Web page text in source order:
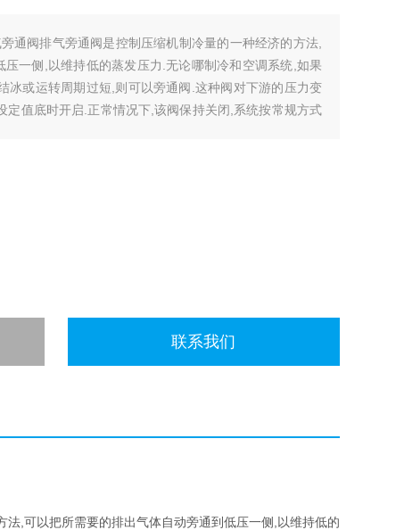
通阀排气旁通阀是控制压缩机制冷量的一种经济的方法,
一侧,以维持低的蒸发压力.无论哪制冷和空调系统,如果
冰或运转周期过短,则可以旁通阀.这种阀对下游的压力变
定值底时开启.正常情况下,该阀保持关闭,系统按常规方式
联系我们
,可以把所需要的排出气体自动旁通到低压一侧,以维持低的